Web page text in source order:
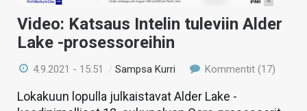
HAKU
Video: Katsaus Intelin tuleviin Alder
Lake -prosessoreihin
4.9.2021 - 15:51 /Sampsa Kurri Kommentit (17)
Lokakuun lopulla julkaistavat Alder Lake -